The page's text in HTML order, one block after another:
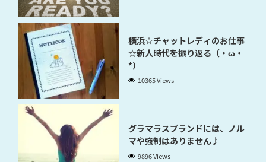
横浜☆チャットレディのお仕事
☆新人時代を振り返る（・ω・
*）
10365 Views
グラマラスブランドには、ノル
マや強制はありません♪
9896 Views